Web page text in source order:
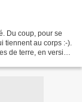
Du coup, pour se
tiennent au corps :-).
de terre, en version